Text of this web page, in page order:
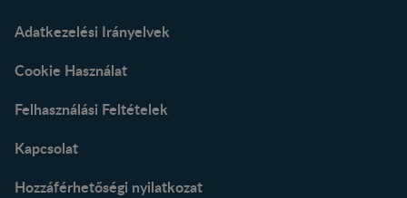
Adatkezelési Irányelvek
Cookie Használat
Felhasználási Feltételek
Kapcsolat
Hozzáférhetőségi nyilatkozat